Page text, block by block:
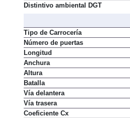
Distintivo ambiental DGT
Tipo de Carrocería
Número de puertas
Longitud
Anchura
Altura
Batalla
Vía delantera
Vía trasera
Coeficiente Cx